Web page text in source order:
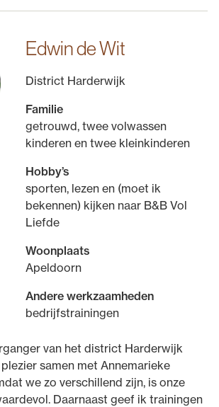
Edwin de Wit
District Harderwijk
Familie
getrouwd, twee volwassen
kinderen en twee kleinkinderen
Hobby’s
sporten, lezen en (moet ik
bekennen) kijken naar B&B Vol
Liefde
Woonplaats
Apeldoorn
Andere werkzaamheden
bedrijfstrainingen
van het district Harderwijk
samen met Annemarieke
we zo verschillend zijn, is onze
Daarnaast geef ik trainingen